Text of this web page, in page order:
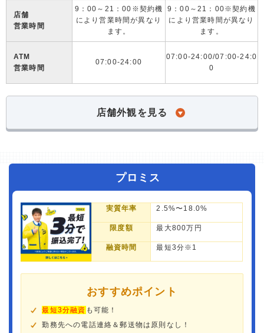
店舗
営業時間
9：00～21：00※契約機
により営業時間が異なり
ます。
9：00～21：00※契約機
により営業時間が異なり
ます。
ATM
営業時間
07:00-24:00
07:00-24:00/07:00-24:0
0
店舗外観を見る
プロミス
実質年率 2.5%〜18.0%
限度額 最大800万円
融資時間 最短3分※1
おすすめポイント
最短3分融資 も可能！
勤務先への電話連絡＆郵送物は原則なし！